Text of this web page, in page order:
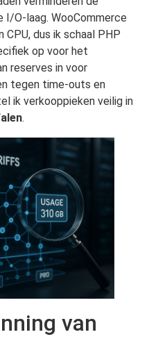
I/O-laag. WooCommerce
dus ik schaal PHP
op voor het
reserves in voor
tegen time-outs en
ik verkooppieken veilig in
.
van